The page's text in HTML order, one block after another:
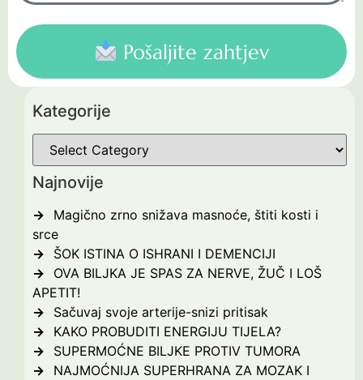
Pošaljite zahtjev
Kategorije
Najnovije
Magično zrno snižava masnoće, štiti kosti i
srce
ŠOK ISTINA O ISHRANI I DEMENCIJI
OVA BILJKA JE SPAS ZA NERVE, ŽUČ I LOŠ
APETIT!
Sačuvaj svoje arterije-snizi pritisak
KAKO PROBUDITI ENERGIJU TIJELA?
SUPERMOĆNE BILJKE PROTIV TUMORA
NAJMOĆNIJA SUPERHRANA ZA MOZAK I